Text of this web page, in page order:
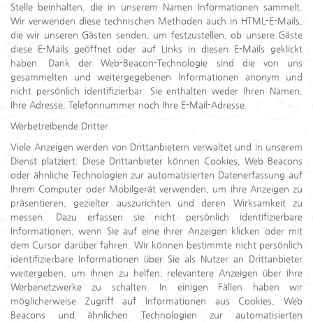
Stelle beinhalten, die in unserem Namen Informationen sammelt.
Wir verwenden diese technischen Methoden auch in HTML-E-Mails,
die wir unseren Gästen senden, um festzustellen, ob unsere Gäste
diese E-Mails geöffnet oder auf Links in diesen E-Mails geklickt
haben. Dank der Web-Beacon-Technologie sind die von uns
gesammelten und weitergegebenen Informationen anonym und
nicht persönlich identifizierbar. Sie enthalten weder Ihren Namen,
Ihre Adresse, Telefonnummer noch Ihre E-Mail-Adresse.
Werbetreibende Dritter
Viele Anzeigen werden von Drittanbietern verwaltet und in unserem
Dienst platziert. Diese Drittanbieter können Cookies, Web Beacons
oder ähnliche Technologien zur automatisierten Datenerfassung auf
Ihrem Computer oder Mobilgerät verwenden, um ihre Anzeigen zu
präsentieren, gezielter auszurichten und deren Wirksamkeit zu
messen. Dazu erfassen sie nicht persönlich identifizierbare
Informationen, wenn Sie auf eine ihrer Anzeigen klicken oder mit
dem Cursor darüber fahren. Wir können bestimmte nicht persönlich
identifizierbare Informationen über Sie als Nutzer an Drittanbieter
weitergeben, um ihnen zu helfen, relevantere Anzeigen über ihre
Werbenetzwerke zu schalten. In einigen Fällen haben wir
möglicherweise Zugriff auf Informationen aus Cookies, Web
Beacons und ähnlichen Technologien zur automatisierten